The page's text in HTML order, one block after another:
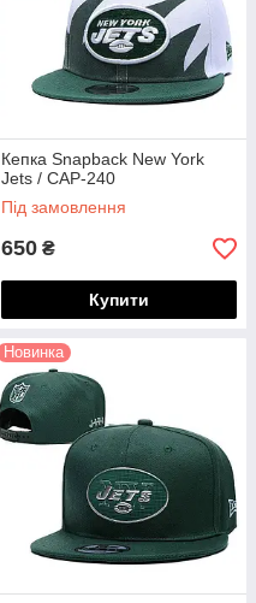
Кепка Snapback New York
Jets / CAP-240
Під замовлення
650 ₴
Купити
Новинка